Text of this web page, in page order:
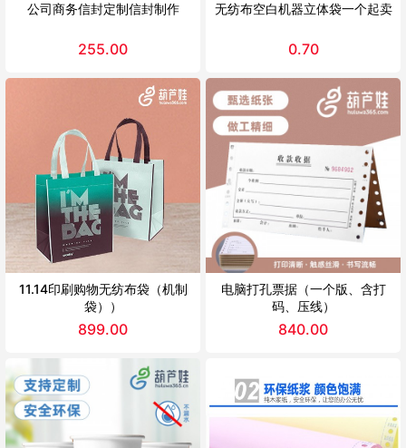
公司商务信封定制信封制作
255.00
无纺布空白机器立体袋一个起卖
0.70
11.14印刷购物无纺布袋（机制
袋））
899.00
电脑打孔票据（一个版、含打
码、压线）
840.00